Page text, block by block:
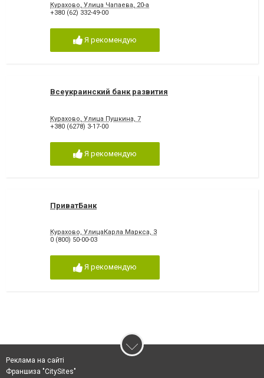
Курахово, Улица Чапаева, 20-а
+380 (62) 332-49-00
Я рекомендую
Всеукраинский банк развития
Курахово, Улица Пушкина, 7
+380 (6278) 3-17-00
Я рекомендую
ПриватБанк
Курахово, УлицаКарла Маркса, 3
0 (800) 50-00-03
Я рекомендую
Реклама на сайті
Франшиза "CitySites"